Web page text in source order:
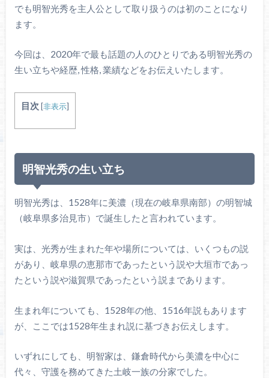
でも明智光秀を主人公として取り扱うのは初のことになり
ます。
今回は、2020年で最も話題の人のひとりである明智光秀の
生い立ちや経歴, 性格, 業績などをお伝えいたします。
目次 [非表示]
明智光秀の生い立ち
明智光秀は、1528年に美濃（現在の岐阜県南部）の明智城
（岐阜県多治見市）で誕生したと言われています。
実は、光秀が生まれた年や場所については、いくつもの説
があり、岐阜県の恵那市であったという説や大垣市であっ
たという説や滋賀県であったという説まであります。
生まれ年についても、1528年の他、1516年説もあります
が、ここでは1528年生まれ説に基づきお伝えします。
いずれにしても、明智家は、鎌倉時代から美濃を中心に
代々、守護を務めてきた土岐一族の分家でした。